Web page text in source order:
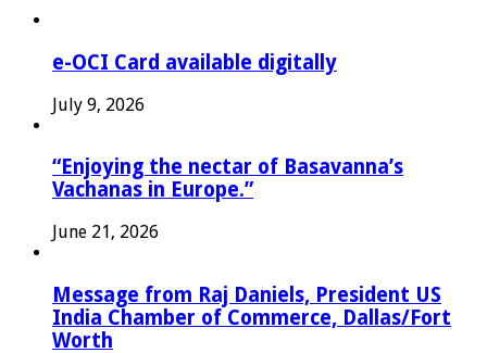
e-OCI Card available digitally
July 9, 2026
“Enjoying the nectar of Basavanna’s
Vachanas in Europe.”
June 21, 2026
Message from Raj Daniels, President US
India Chamber of Commerce, Dallas/Fort
Worth